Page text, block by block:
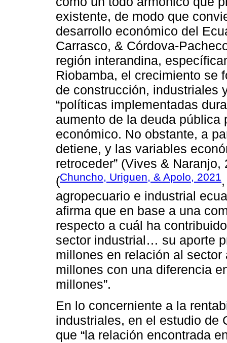
existente, de modo que
desarrollo económico del
Carrasco, & Córdova-
región interandina,
Riobamba, el crecimiento se
de construcción, industriales
“políticas implementadas
aumento de la deuda
económico. No obstante, a
detiene, y las variables
retroceder” (Vives &
(Chuncho, Uriguen, & Apolo, 2021
agropecuario e industrial
afirma que en base a una
respecto a cuál ha
sector industrial… su aporte
millones en relación al
millones con una diferencia
millones”.
En lo concerniente a la
industriales, en el estudio de
que “la relación encontrada